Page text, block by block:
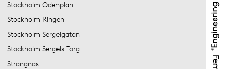
Stockholm Odenplan
Stockholm Ringen
Stockholm Sergelgatan
Stockholm Sergels Torg
Strängnäs